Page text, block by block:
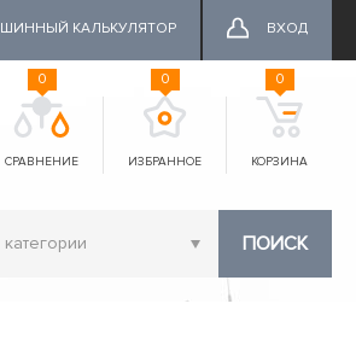
ШИННЫЙ КАЛЬКУЛЯТОР ВХОД
СРАВНЕНИЕ
0
ИЗБРАННОЕ
0
КОРЗИНА
0
ПОИСК